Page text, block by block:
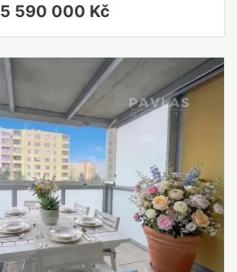
5 590 000 Kč